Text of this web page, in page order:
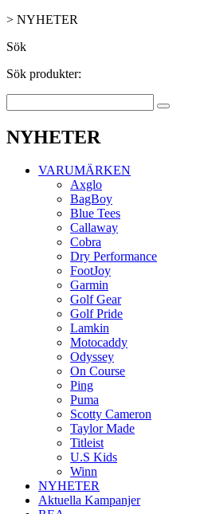
> NYHETER
Sök
Sök produkter:
NYHETER
VARUMÄRKEN
Axglo
BagBoy
Blue Tees
Callaway
Cobra
Dry Performance
FootJoy
Garmin
Golf Gear
Golf Pride
Lamkin
Motocaddy
Odyssey
On Course
Ping
Puma
Scotty Cameron
Taylor Made
Titleist
U.S Kids
Winn
NYHETER
Aktuella Kampanjer